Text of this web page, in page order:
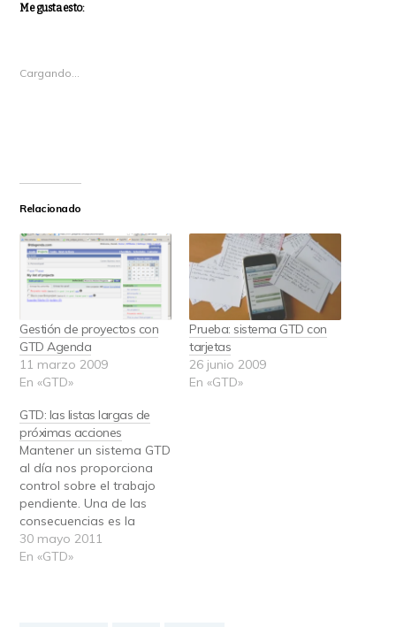
Me gusta esto:
Cargando...
Relacionado
Gestión de proyectos con
GTD Agenda
11 marzo 2009
En «GTD»
Prueba: sistema GTD con
tarjetas
26 junio 2009
En «GTD»
GTD: las listas largas de
próximas acciones
Mantener un sistema GTD
al día nos proporciona
control sobre el trabajo
pendiente. Una de las
consecuencias es la
tranquilidad por haber
hecho un vaciado de la
30 mayo 2011
En «GTD»